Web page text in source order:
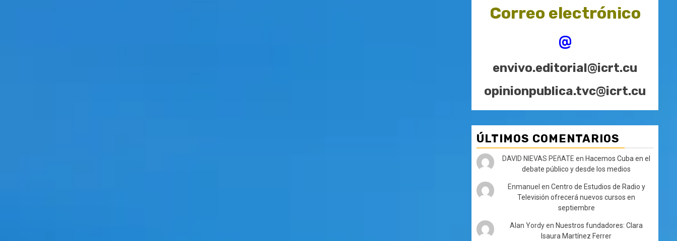
Correo electrónico
@
envivo.editorial@icrt.cu
opinionpublica.tvc@icrt.cu
ÚLTIMOS COMENTARIOS
DAVID NIEVAS PEñATE en Hacemos Cuba en el
debate público y desde los medios
Enmanuel en Centro de Estudios de Radio y
Televisión ofrecerá nuevos cursos en
septiembre
Alan Yordyen Nuestros fundadores: Clara
Isaura Martínez Ferrer